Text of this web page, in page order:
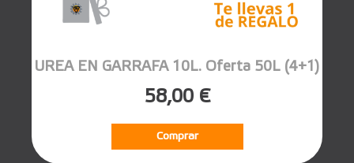
UREA EN GARRAFA 10L. Oferta 50L (4+1)
58,00 €
Comprar